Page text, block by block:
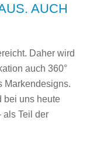
AUCH
Daher wird
auch 360°
Markendesigns.
bei uns heute
als Teil der